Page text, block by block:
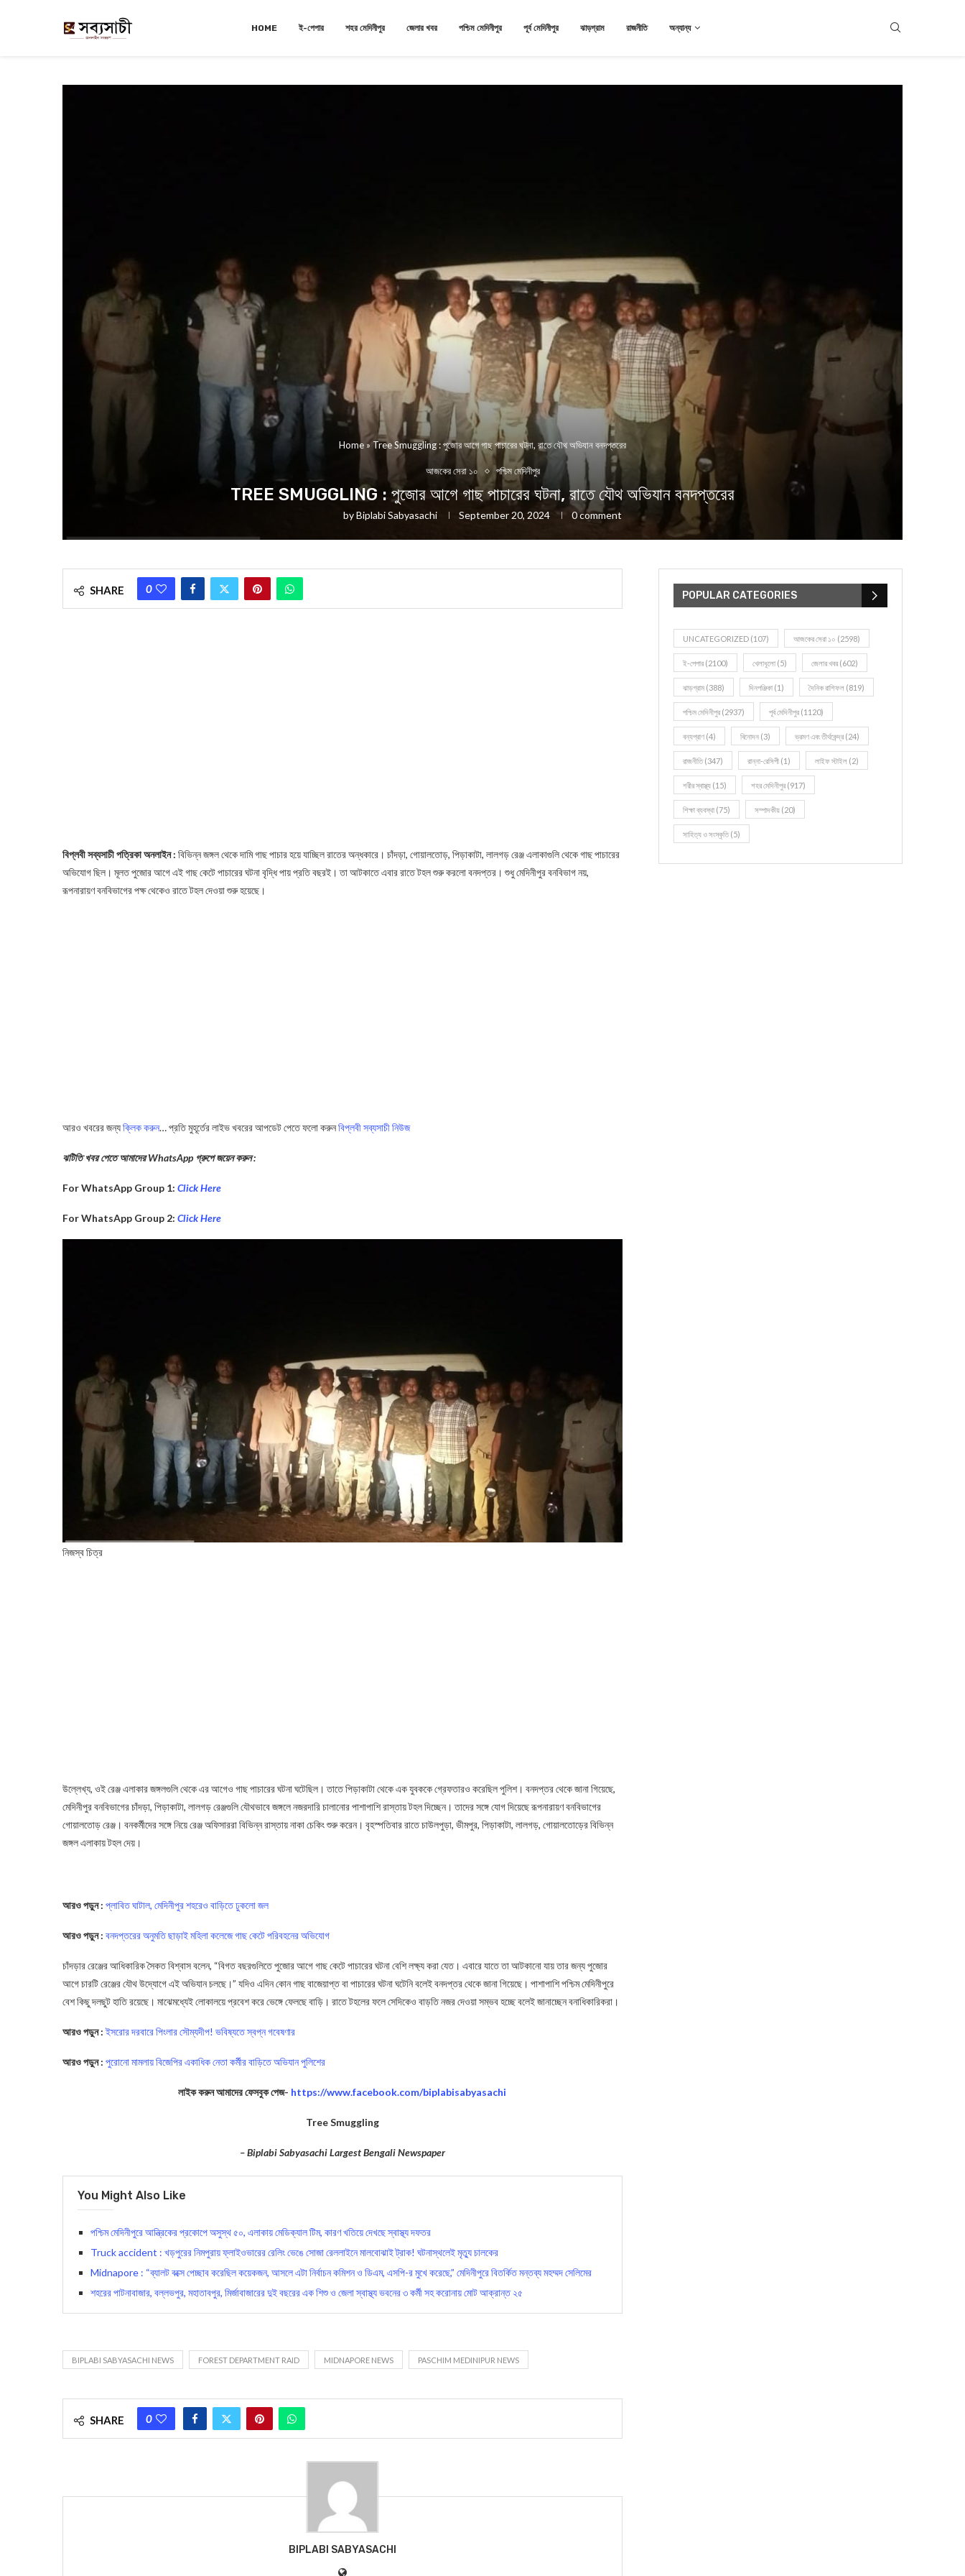
HOME ই-পেপার শহর মেদিনীপুর জেলার খবর পশ্চিম মেদিনীপুর পূর্ব মেদিনীপুর ঝাড়গ্রাম রাজনীতি অন্যান্য
Home» Tree Smuggling : পুজোর আগে গাছ পাচারের ঘটনা, রাতে যৌথ অভিযান বনদপ্তরের
আজকের সেরা ১০ পশ্চিম মেদিনীপুর
TREE SMUGGLING : পুজোর আগে গাছ পাচারের ঘটনা, রাতে যৌথ অভিযান বনদপ্তরের
byBiplabi Sabyasachi September 20, 2024 0 comment
SHARE 0
বিপ্লবী সব্যসাচী পত্রিকা অনলাইন : বিভিন্ন জঙ্গল থেকে দামি গাছ পাচার হয়ে যাচ্ছিল রাতের অন্ধকারে। চাঁদড়া, গোয়ালতোড়, পিড়াকাটা, লালগড় রেঞ্জ এলাকাগুলি থেকে গাছ পাচারের
অভিযোগ ছিল। মূলত পুজোর আগে এই গাছ কেটে পাচারের ঘটনা বৃদ্ধি পায় প্রতি বছরই। তা আটকাতে এবার রাতে টহল শুরু করলো বনদপ্তর। শুধু মেদিনীপুর বনবিভাগ নয়,
রূপনারায়ণ বনবিভাগের পক্ষ থেকেও রাতে টহল দেওয়া শুরু হয়েছে।
আরও খবরের জন্যক্লিক করুন… প্রতি মুহূর্তের লাইভ খবরের আপডেট পেতে ফলো করুনবিপ্লবী সব্যসাচী নিউজ
ঝটিতি খবর পেতে আমাদের WhatsApp গ্রুপে জয়েন করুন :
For WhatsApp Group 1: Click Here
For WhatsApp Group 2: Click Here
নিজস্ব চিত্র
উল্লেখ্য, ওই রেঞ্জ এলাকার জঙ্গলগুলি থেকে এর আগেও গাছ পাচারের ঘটনা ঘটেছিল। তাতে পিড়াকাটা থেকে এক যুবককে গ্রেফতারও করেছিল পুলিশ। বনদপ্তর থেকে জানা গিয়েছে,
মেদিনীপুর বনবিভাগের চাঁদড়া, পিড়াকাটা, লালগড় রেঞ্জগুলি যৌথভাবে জঙ্গলে নজরদারি চালানোর পাশাপাশি রাস্তায় টহল দিচ্ছেন। তাদের সঙ্গে যোগ দিয়েছে রূপনারায়ণ বনবিভাগের
গোয়ালতোড় রেঞ্জ। বনকর্মীদের সঙ্গে নিয়ে রেঞ্জ অফিসাররা বিভিন্ন রাস্তায় নাকা চেকিং শুরু করেন। বৃহস্পতিবার রাতে চাউলপুড়া, ভীমপুর, পিড়াকাটা, লালগড়, গোয়ালতোড়ের বিভিন্ন
জঙ্গল এলাকায় টহল দেয়।
আরও পড়ুন : প্লাবিত ঘাটাল, মেদিনীপুর শহরেও বাড়িতে ঢুকলো জল
আরও পড়ুন : বনদপ্তরের অনুমতি ছাড়াই মহিলা কলেজে গাছ কেটে পরিবহনের অভিযোগ
চাঁদড়ার রেঞ্জের আধিকারিক সৈকত বিশ্বাস বলেন, “বিগত বছরগুলিতে পুজোর আগে গাছ কেটে পাচারের ঘটনা বেশি লক্ষ্য করা যেত। এবারে যাতে তা আটকানো যায় তার জন্য পুজোর
আগে চারটি রেঞ্জের যৌথ উদ্যোগে এই অভিযান চলছে।” যদিও এদিন কোন গাছ বাজেয়াপ্ত বা পাচারের ঘটনা ঘটেনি বলেই বনদপ্তর থেকে জানা গিয়েছে। পাশাপাশি পশ্চিম মেদিনীপুরে
বেশ কিছু দলছুট হাতি রয়েছে। মাঝেমধ্যেই লোকালয়ে প্রবেশ করে ভেঙ্গে ফেলছে বাড়ি। রাতে টহলের ফলে সেদিকেও বাড়তি নজর দেওয়া সম্ভব হচ্ছে বলেই জানাচ্ছেন বনাধিকারিকরা।
আরও পড়ুন : ইসরোর দরবারে পিংলার সৌম্যদীপ! ভবিষ্যতে স্বপ্ন গবেষণার
আরও পড়ুন : পুরোনো মামলায় বিজেপির একাধিক নেতা কর্মীর বাড়িতে অভিযান পুলিশের
লাইক করুন আমাদের ফেসবুক পেজ- https://www.facebook.com/biplabisabyasachi
Tree Smuggling
– Biplabi Sabyasachi Largest Bengali Newspaper
You Might Also Like
পশ্চিম মেদিনীপুরে আন্ত্রিকের প্রকোপে অসুস্থ ৫০, এলাকায় মেডিক্যাল টিম, কারণ খতিয়ে দেখছে স্বাস্থ্য দফতর
Truck accident : খড়পুরের নিমপুরায় ফ্লাইওভারের রেলিং ভেঙে সোজা রেললাইনে মালবোঝাই ট্রাক! ঘটনাস্থলেই মৃত্যু চালকের
Midnapore : “ব্যালট বক্সে পেচ্ছাব করেছিল কয়েকজন, আসলে এটা নির্বাচন কমিশন ও ডিএম, এসপি-র মুখে করেছে,” মেদিনীপুরে বিতর্কিত মন্তব্য মহম্মদ সেলিমের
শহরের পাটনাবাজার, বল্লভপুর, মহাতাবপুর, মির্জাবাজারের দুই বছরের এক শিশু ও জেলা স্বাস্থ্য ভবনের ৩ কর্মী সহ করোনায় মোট আক্রান্ত ২৫
BIPLABI SABYASACHI NEWS FOREST DEPARTMENT RAID MIDNAPORE NEWS PASCHIM MEDINIPUR NEWS
SHARE 0
BIPLABI SABYASACHI
POPULAR CATEGORIES
UNCATEGORIZED (107) আজকের সেরা ১০ (2598)
ই-পেপার (2100) খেলাধূলো (5) জেলার খবর (602)
ঝাড়গ্রাম (388) দিনপঞ্জিকা (1) দৈনিক রাশিফল (819)
পশ্চিম মেদিনীপুর (2937) পূর্ব মেদিনীপুর (1120)
বন্যপ্রাণ (4) বিনোদন (3) ভ্রমণ এবং তীর্থকেন্দ্র (24)
রাজনীতি(347) রান্না-রেসিপী (1) লাইফ স্টাইল (2)
শরীর স্বাস্থ্য (15) শহর মেদিনীপুর (917)
শিক্ষা ব্যবস্থা (75) সম্পাদকীয় (20)
সাহিত্য ও সংস্কৃতি(5)